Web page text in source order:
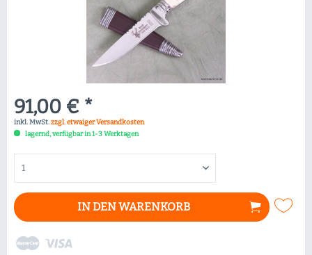
91,00 € *
inkl. MwSt.zzgl. etwaiger Versandkosten
lagernd, verfügbar in 1-3 Werktagen
IN DENWARENKORB